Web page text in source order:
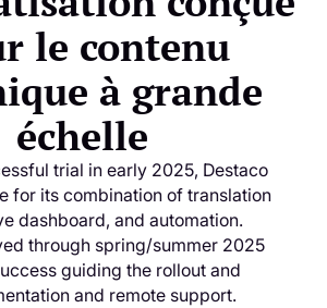
le contenu
à grande
échelle
trial in early 2025, Destaco
for its combination of translation
dashboard, and automation.
through spring/summer 2025
guiding the rollout and
and remote support.